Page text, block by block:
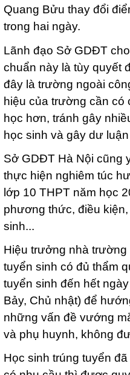
Quang Bửu thay đổi
trong hai ngày.
Lãnh đạo Sở GDĐT
chuẩn này là tùy quyết
đây là trường ngoài
hiệu của trường cần có
học hơn, tránh gây
học sinh và gây dư
Sở GDĐT Hà Nội cũng
thực hiện nghiêm túc
lớp 10 THPT năm học
phương thức, điều
sinh...
Hiệu trưởng nhà
tuyển sinh có đủ thẩm
tuyển sinh đến hết
Bảy, Chủ nhật) để
những vấn đề vướng
và phụ huynh, không
Học sinh trúng tuyển